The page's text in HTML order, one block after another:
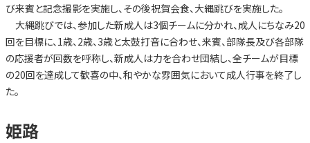
び来賓と記念撮影を実施し、その後祝賀会食、大縄跳びを実施した。
大縄跳びでは、参加した新成人は3個チームに分かれ、成人にちなみ20
回を目標に、1歳、2歳、3歳と太鼓打音に合わせ、来賓、部隊長及び各部隊
の応援者が回数を呼称し、新成人は力を合わせ団結し、全チームが目標
の20回を達成して歓喜の中、和やかな雰囲気において成人行事を終了し
た。
姫路